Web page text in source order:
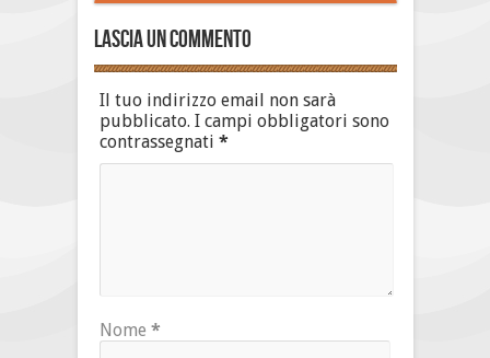
Lascia un commento
Il tuo indirizzo email non sarà
pubblicato. I campi obbligatori sono
contrassegnati *
Nome *